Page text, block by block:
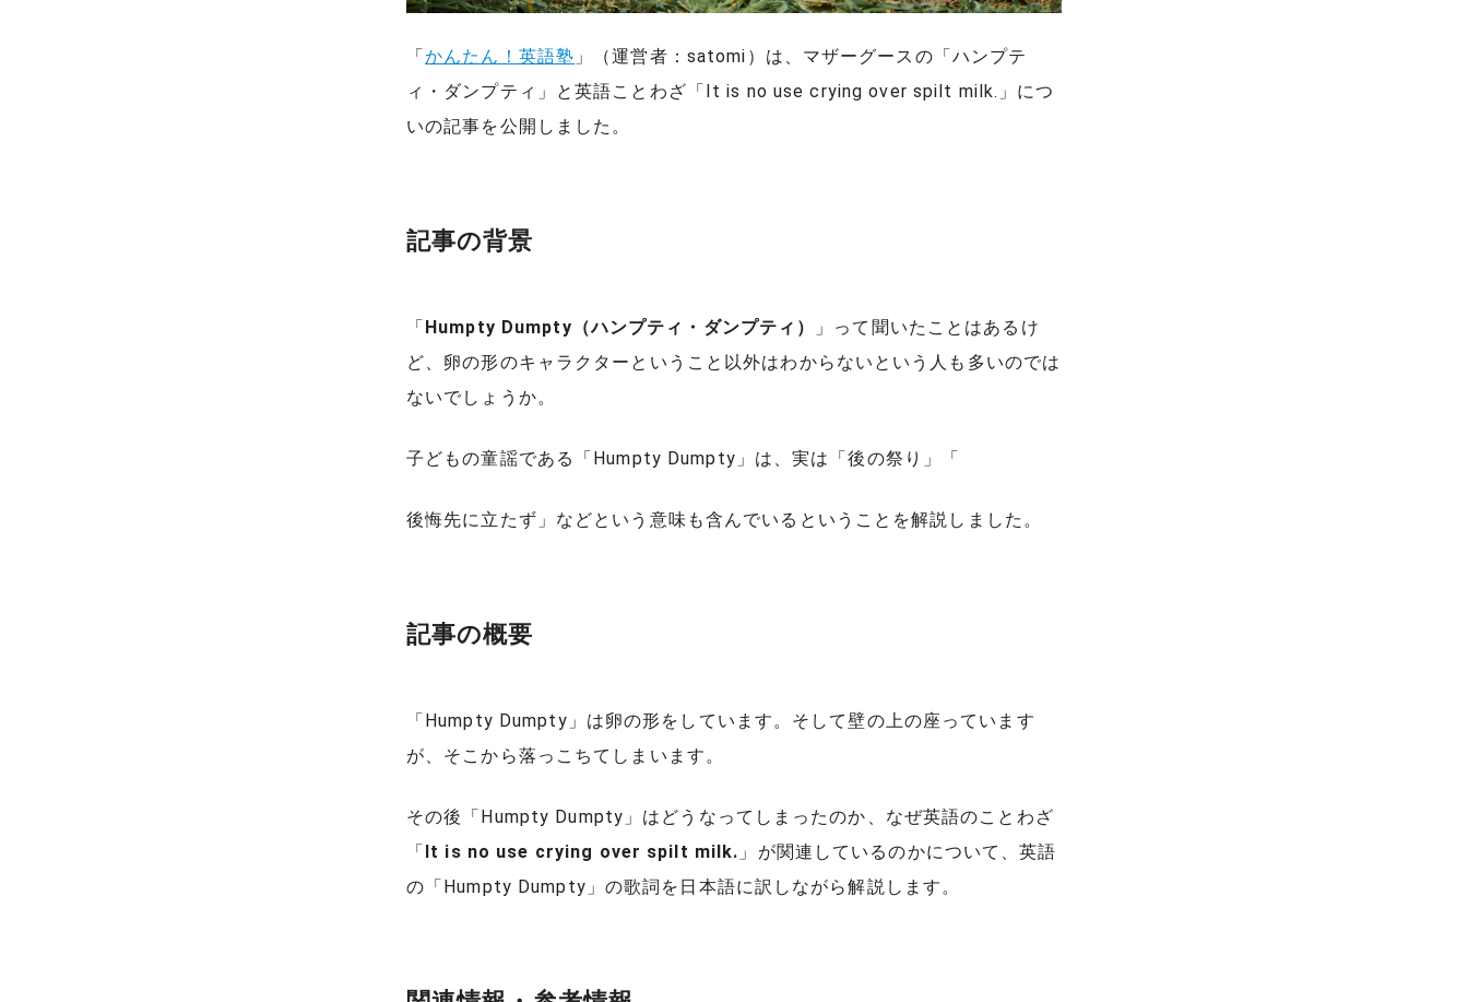
「かんたん！英語塾 」（運営者：satomi）は、マザーグースの「ハンプテ
ィ・ダンプティ」と英語ことわざ「It is no use crying over spilt milk.」につ
いの記事を公開しました。
記事の背景
「Humpty Dumpty（ハンプティ・ダンプティ）
」って聞いたことはあるけ
ど、卵の形のキャラクターということ以外はわからないという人も多いのでは
ないでしょうか。
子どもの童謡である「Humpty Dumpty」は、実は「後の祭り」「
後悔先に立たず」などという意味も含んでいるということを解説しました。
記事の概要
「Humpty Dumpty」は卵の形をしています。そして壁の上の座っています
が、そこから落っこちてしまいます。
その後「Humpty Dumpty」はどうなってしまったのか、なぜ英語のことわざ
「It is no use crying over spilt milk. 」が関連しているのかについて、英語
の「Humpty Dumpty」の歌詞を日本語に訳しながら解説します。